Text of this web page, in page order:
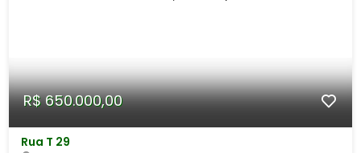
R$ 650.000,00
Rua T 29